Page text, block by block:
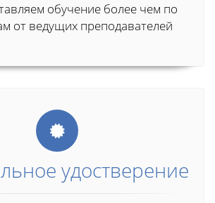
обучение более чем по
от ведущих преподавателей
удостверение